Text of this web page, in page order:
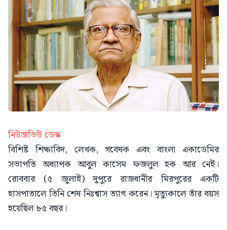
নিউজভিউ ডেস্ক
বিশিষ্ট শিক্ষাবিদ, লেখক, গবেষক এবং বাংলা একাডেমির
সভাপতি অধ্যাপক আবুল কাসেম ফজলুল হক আর নেই।
রোববার (৫ জুলাই) দুপুরে রাজধানীর মিরপুরের একটি
হাসপাতালে তিনি শেষ নিঃশ্বাস ত্যাগ করেন। মৃত্যুকালে তাঁর বয়স
হয়েছিল ৮৫ বছর।